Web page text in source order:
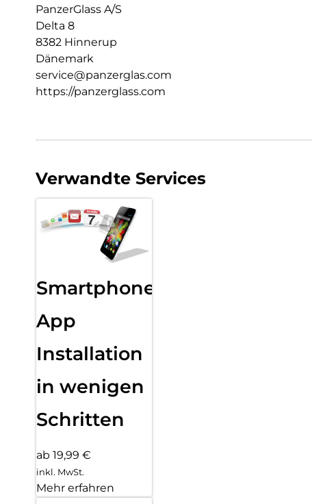
PanzerGlass A/S
Delta 8
8382 Hinnerup
Dänemark
service@panzerglas.com
https://panzerglass.com
Verwandte Services
Smartphone
App
Installation
in wenigen
Schritten
ab 19,99 €
inkl. MwSt.
Mehr erfahren